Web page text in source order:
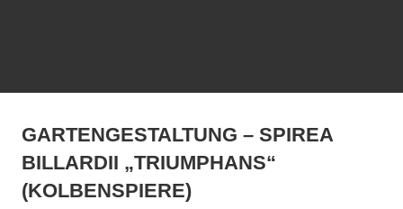
GARTENGESTALTUNG – SPIREA
BILLARDII „TRIUMPHANS“
(KOLBENSPIERE)